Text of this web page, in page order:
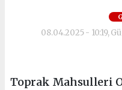
08.04.2025 - 10:19,
Toprak Mahsulleri